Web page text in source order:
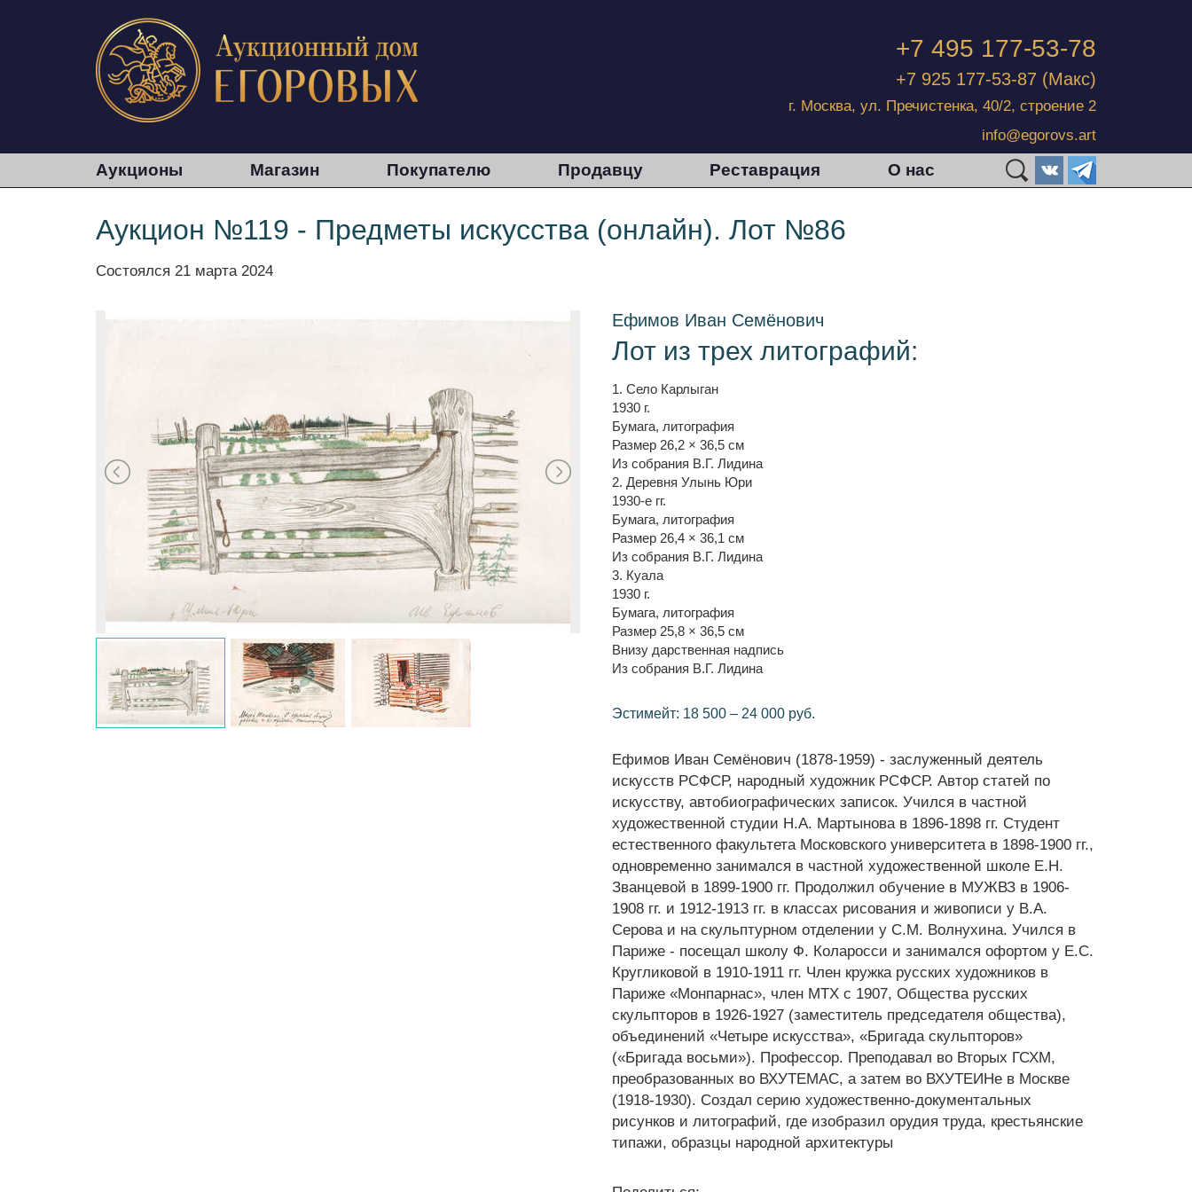
+7 495 177-53-78
+7 925 177-53-87 (Макс)
г. Москва, ул. Пречистенка, 40/2, строение 2
info@egorovs.art
Аукционы Магазин Покупателю Продавцу Реставрация О нас
Аукцион №119 - Предметы искусства (онлайн). Лот №86
Состоялся 21 марта 2024
Ефимов Иван Семёнович
Лот из трех литографий:
1. Село Карлыган
1930 г.
Бумага, литография
Размер 26,2 × 36,5 см
Из собрания В.Г. Лидина
2. Деревня Улынь Юри
1930-е гг.
Бумага, литография
Размер 26,4 × 36,1 см
Из собрания В.Г. Лидина
3. Куала
1930 г.
Бумага, литография
Размер 25,8 × 36,5 см
Внизу дарственная надпись
Из собрания В.Г. Лидина
Эстимейт: 18 500 – 24 000 руб.
Ефимов Иван Семёнович (1878-1959) - заслуженный деятель
искусств РСФСР, народный художник РСФСР. Автор статей по
искусству, автобиографических записок. Учился в частной
художественной студии Н.А. Мартынова в 1896-1898 гг. Студент
естественного факультета Московского университета в 1898-1900 гг.,
одновременно занимался в частной художественной школе Е.Н.
Званцевой в 1899-1900 гг. Продолжил обучение в МУЖВЗ в 1906-
1908 гг. и 1912-1913 гг. в классах рисования и живописи у В.А.
Серова и на скульптурном отделении у С.М. Волнухина. Учился в
Париже - посещал школу Ф. Коларосси и занимался офортом у Е.С.
Кругликовой в 1910-1911 гг. Член кружка русских художников в
Париже «Монпарнас», член МТХ с 1907, Общества русских
скульпторов в 1926-1927 (заместитель председателя общества),
объединений «Четыре искусства», «Бригада скульпторов»
(«Бригада восьми»). Профессор. Преподавал во Вторых ГСХМ,
преобразованных во ВХУТЕМАС, а затем во ВХУТЕИНе в Москве
(1918-1930). Создал серию художественно-документальных
рисунков и литографий, где изобразил орудия труда, крестьянские
типажи, образцы народной архитектуры